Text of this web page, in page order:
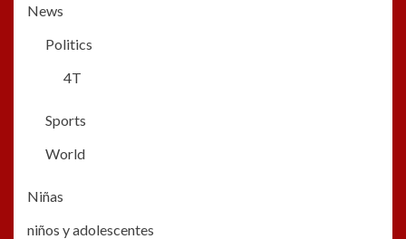
News
Politics
4T
Sports
World
Niñas
niños y adolescentes